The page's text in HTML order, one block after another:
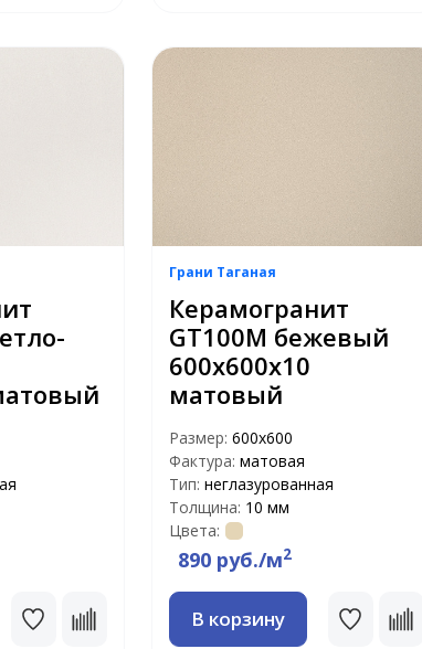
Грани Таганая
Керамогранит
GT100M бежевый
600х600х10
матовый
Размер: 600х600
Фактура: матовая
Тип: неглазурованная
Толщина: 10 мм
Цвета:
890 руб./м2
В корзину